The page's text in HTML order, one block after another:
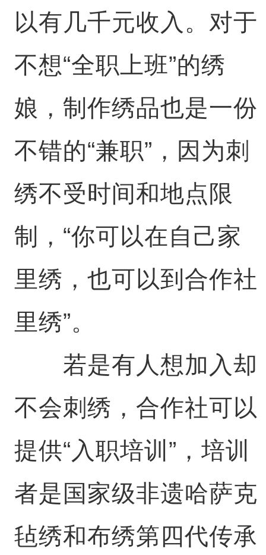
以有几千元收入。对于
不想“全职上班”的绣
娘，制作绣品也是一份
不错的“兼职”，因为刺
绣不受时间和地点限
制，“你可以在自己家
里绣，也可以到合作社
里绣”。
若是有人想加入却
不会刺绣，合作社可以
提供“入职培训”，培训
者是国家级非遗哈萨克
毡绣和布绣第四代传承